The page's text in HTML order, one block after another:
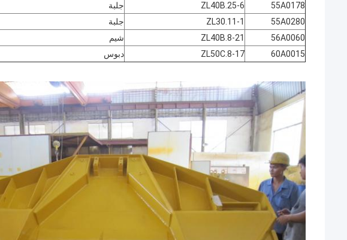
55A0178
ZL40B.25-6
جلبة
55A0280
ZL30.11-1
جلبة
56A0060
ZL40B.8-21
شيم
60A0015
ZL50C.8-17 دبوس